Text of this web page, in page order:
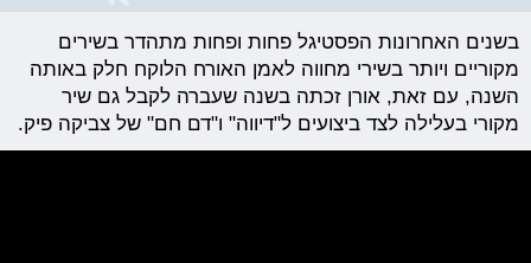
בשנים האחרונות הפסטיגל פחות ופחות מתהדר בשירים
מקוריים ויותר בשירי מחווה לאמן האורח הלוקח חלק באותה
השנה, עם זאת, אורן זכתה בשנה שעברה לקבל גם שיר
מקורי בעלילה לצד ביצועים ל"דיווה" ו"דם חם" של צביקה פיק.